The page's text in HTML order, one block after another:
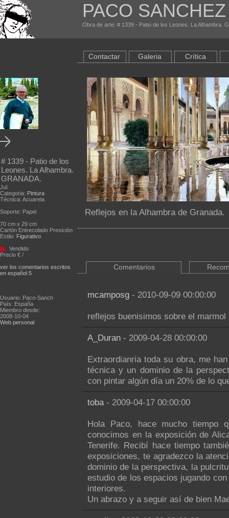
PACO SANCHEZ
Obra de arte: # 1339 - Patio de los Leones. La Alhambra.
# 1339 - Patio de los
Leones. La Alhambra.
GRANADA.
Jul.
Categoria: Pintura
Técnica: Acuarela
Soporte: Papel
70 cm x 29 cm
Cartón Entrecolado Presición
Estilo: Figurativo
Vendido
Precio € /
ver los comentarios escritos
en español 5
Usuario: Paco-Sanch
País: España
Miembro desde:
2008-10-04
Web personal
Contactar Galeria Crítica
Reflejos en la Alhambra de Granada.
Comentarios
mcamposg - 2010-09-09 00:00:00
reflejos buenisimos sobre el marmol
A_Duran - 2009-04-28 00:00:00
Extraordianria toda su obra, me
técnica y un dominio de la
con pintar algún día un 20% de lo
toba- 2009-04-17 00:00:00
Hola Paco, hace mucho
conocimos en la exposición de
Tenerife. Recibí hace tiempo
exposiciones, te agradezco la
dominio de la perspectiva, la
estudio de los espacios jugando
interiores.
Un abrazo y a seguir así de bien